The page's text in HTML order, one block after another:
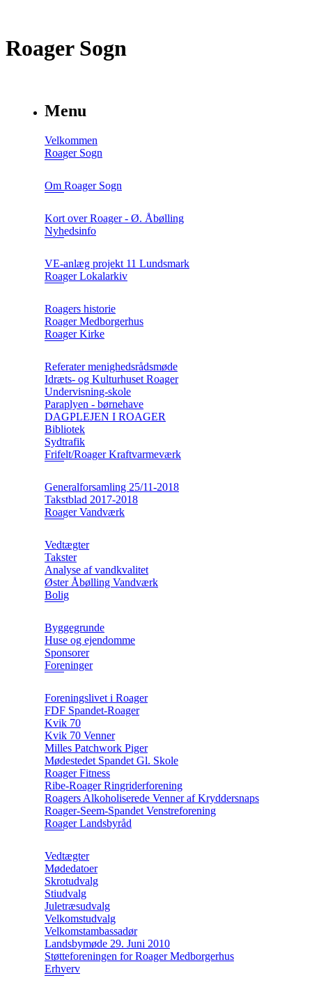
Roager Sogn
Menu
Velkommen
Roager Sogn
Om Roager Sogn
Kort over Roager - Ø. Åbølling
Nyhedsinfo
VE-anlæg projekt 11 Lundsmark
Roager Lokalarkiv
Roagers historie
Roager Medborgerhus
Roager Kirke
Referater menighedsrådsmøde
Idræts- og Kulturhuset Roager
Undervisning-skole
Paraplyen - børnehave
DAGPLEJEN I ROAGER
Bibliotek
Sydtrafik
Frifelt/Roager Kraftvarmeværk
Generalforsamling 25/11-2018
Takstblad 2017-2018
Roager Vandværk
Vedtægter
Takster
Analyse af vandkvalitet
Øster Åbølling Vandværk
Bolig
Byggegrunde
Huse og ejendomme
Sponsorer
Foreninger
Foreningslivet i Roager
FDF Spandet-Roager
Kvik 70
Kvik 70 Venner
Milles Patchwork Piger
Mødestedet Spandet Gl. Skole
Roager Fitness
Ribe-Roager Ringriderforening
Roagers Alkoholiserede Venner af Kryddersnaps
Roager-Seem-Spandet Venstreforening
Roager Landsbyråd
Vedtægter
Mødedatoer
Skrotudvalg
Stiudvalg
Juletræsudvalg
Velkomstudvalg
Velkomstambassadør
Landsbymøde 29. Juni 2010
Støtteforeningen for Roager Medborgerhus
Erhverv